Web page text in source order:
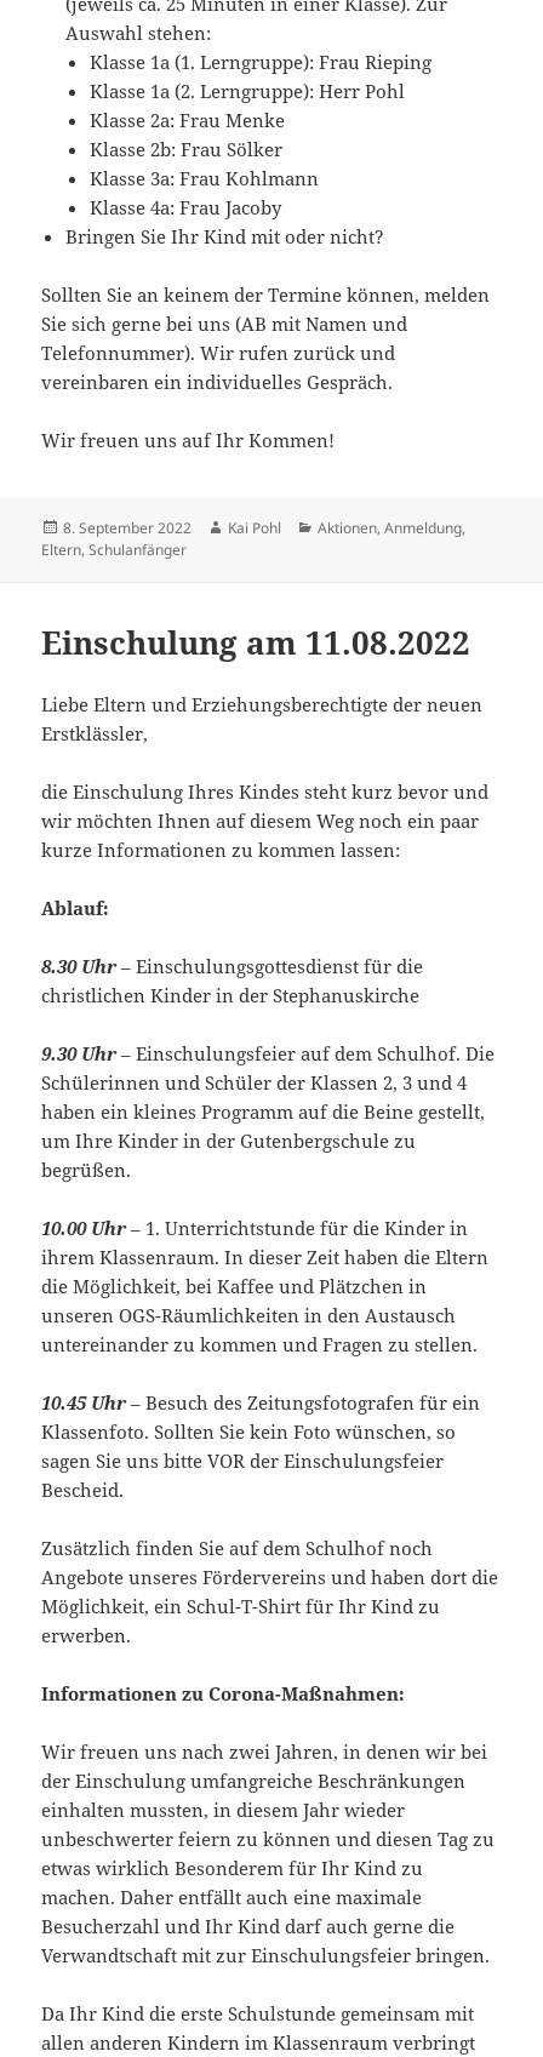
Auswahl stehen:
Klasse 1a (1. Lerngruppe): Frau Rieping
Klasse 1a (2. Lerngruppe): Herr Pohl
Klasse 2a: Frau Menke
Klasse 2b: Frau Sölker
Klasse 3a: Frau Kohlmann
Klasse 4a: Frau Jacoby
Bringen Sie Ihr Kind mit oder nicht?
Sollten Sie an keinem der Termine können, melden
Sie sich gerne bei uns (AB mit Namen und
Telefonnummer). Wir rufen zurück und
vereinbaren ein individuelles Gespräch.
Wir freuen uns auf Ihr Kommen!
Veröffentlicht
am
8. September 2022 Autor
Kai Pohl Kategorien
Aktionen,Anmeldung,
Eltern,Schulanfänger
Einschulung am 11.08.2022
Liebe Eltern und Erziehungsberechtigte der neuen
Erstklässler,
die Einschulung Ihres Kindes steht kurz bevor und
wir möchten Ihnen auf diesem Weg noch ein paar
kurze Informationen zu kommen lassen:
Ablauf:
8.30 Uhr– Einschulungsgottesdienst für die
christlichen Kinder in der Stephanuskirche
9.30 Uhr– Einschulungsfeier auf dem Schulhof. Die
Schülerinnen und Schüler der Klassen 2, 3 und 4
haben ein kleines Programm auf die Beine gestellt,
um Ihre Kinder in der Gutenbergschule zu
begrüßen.
10.00 Uhr– 1. Unterrichtstunde für die Kinder in
ihrem Klassenraum. In dieser Zeit haben die Eltern
die Möglichkeit, bei Kaffee und Plätzchen in
unseren OGS-Räumlichkeiten in den Austausch
untereinander zu kommen und Fragen zu stellen.
10.45 Uhr– Besuch des Zeitungsfotografen für ein
Klassenfoto. Sollten Sie kein Foto wünschen, so
sagen Sie uns bitte VOR der Einschulungsfeier
Bescheid.
Zusätzlich finden Sie auf dem Schulhof noch
Angebote unseres Fördervereins und haben dort die
Möglichkeit, ein Schul-T-Shirt für Ihr Kind zu
erwerben.
Informationen zu Corona-Maßnahmen:
Wir freuen uns nach zwei Jahren, in denen wir bei
der Einschulung umfangreiche Beschränkungen
einhalten mussten, in diesem Jahr wieder
unbeschwerter feiern zu können und diesen Tag zu
etwas wirklich Besonderem für Ihr Kind zu
machen. Daher entfällt auch eine maximale
Besucherzahl und Ihr Kind darf auch gerne die
Verwandtschaft mit zur Einschulungsfeier bringen.
Da Ihr Kind die erste Schulstunde gemeinsam mit
allen anderen Kindern im Klassenraum verbringt